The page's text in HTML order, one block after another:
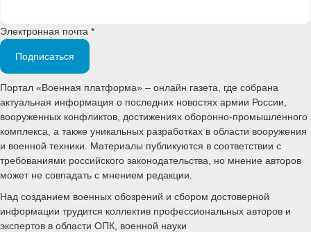
Электронная почта *
Подписаться
Портал «Военная платформа» – онлайн газета, где собрана
актуальная информация о последних новостях армии России,
вооруженных конфликтов, достижениях оборонно-промышленного
комплекса, а также уникальных разработках в области вооружения
и военной техники. Материалы публикуются в соответствии с
требованиями российского законодательства, но мнение авторов
может не совпадать с мнением редакции.
Над созданием военных обозрений и сбором достоверной
информации трудится коллектив профессиональных авторов и
экспертов в области ОПК, военной науки